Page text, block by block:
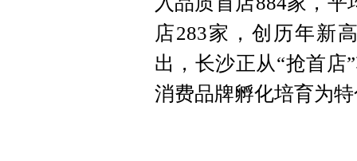
店283家，创历年新
出，长沙正从“抢首店
消费品牌孵化培育为